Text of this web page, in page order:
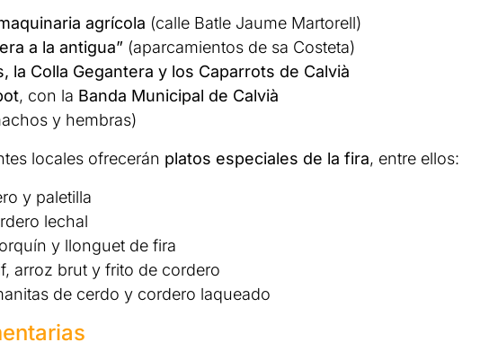
agrícola (calle Batle Jaume Martorell)
a la antigua” (aparcamientos de sa Costeta)
la Colla Gegantera y los Caparrots de Calvià
, con la Banda Municipal de Calvià
y hembras)
locales ofrecerán platos especiales de la fira, entre ellos:
y paletilla
lechal
y llonguet de fira
arroz brut y frito de cordero
de cerdo y cordero laqueado